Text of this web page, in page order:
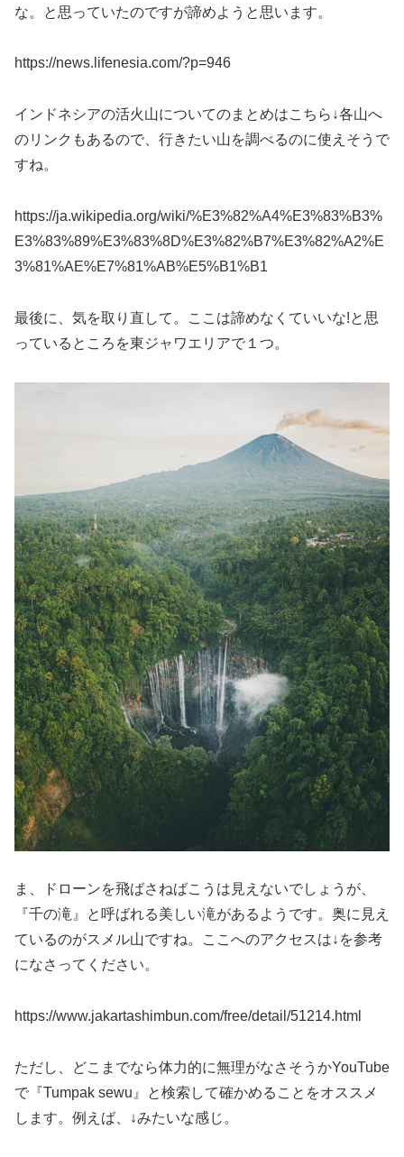
な。と思っていたのですが諦めようと思います。
https://news.lifenesia.com/?p=946
インドネシアの活火山についてのまとめはこちら↓各山へ
のリンクもあるので、行きたい山を調べるのに使えそうで
すね。
https://ja.wikipedia.org/wiki/%E3%82%A4%E3%83%B3%
E3%83%89%E3%83%8D%E3%82%B7%E3%82%A2%E
3%81%AE%E7%81%AB%E5%B1%B1
最後に、気を取り直して。ここは諦めなくていいな!と思
っているところを東ジャワエリアで１つ。
ま、ドローンを飛ばさねばこうは見えないでしょうが、
『千の滝』と呼ばれる美しい滝があるようです。奥に見え
ているのがスメル山ですね。ここへのアクセスは↓を参考
になさってください。
https://www.jakartashimbun.com/free/detail/51214.html
ただし、どこまでなら体力的に無理がなさそうかYouTube
で『Tumpak sewu』と検索して確かめることをオススメ
します。例えば、↓みたいな感じ。